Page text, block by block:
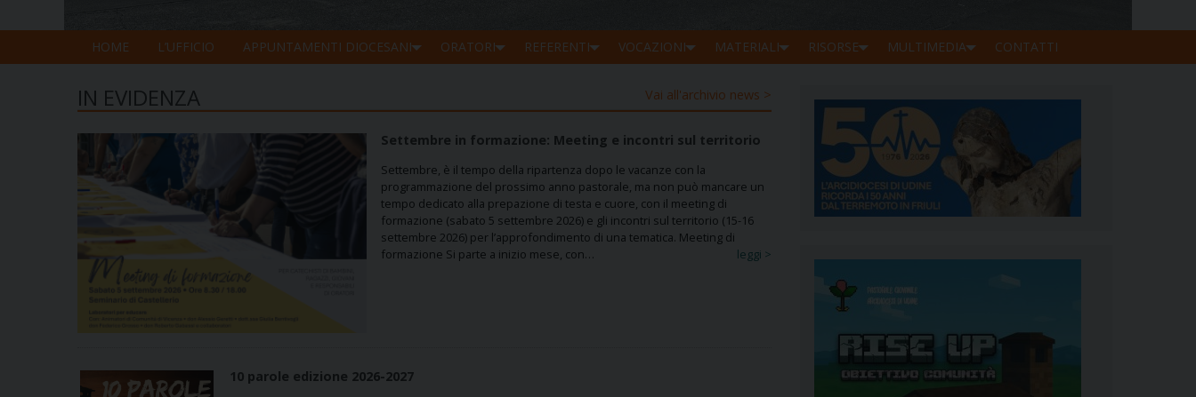
HOME L’UFFICIO APPUNTAMENTI DIOCESANI ORATORI REFERENTI VOCAZIONI MATERIALI RISORSE MULTIMEDIA CONTATTI
Vai all'archivio news >
IN EVIDENZA
Settembre in formazione: Meeting e incontri sul territorio
Settembre, è il tempo della ripartenza dopo le vacanze con la
programmazione del prossimo anno pastorale, ma non può mancare un
tempo dedicato alla prepazione di testa e cuore, con il meeting di
formazione (sabato 5 settembre 2026) e gli incontri sul territorio (15-16
settembre 2026) per l’approfondimento di una tematica. Meeting di
formazione Si parte a inizio mese, con…
leggi >
10 parole edizione 2026-2027